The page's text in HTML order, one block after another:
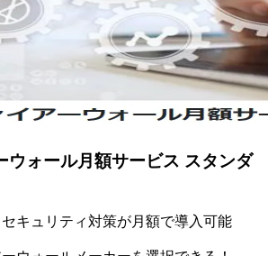
ウォール月額サービス スタンダ
キュリティ対策が月額で導入可能